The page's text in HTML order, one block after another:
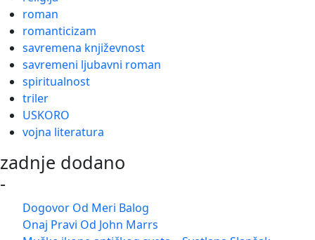
roman
romanticizam
savremena književnost
savremeni ljubavni roman
spiritualnost
triler
USKORO
vojna literatura
zadnje dodano
-
Dogovor Od Meri Balog
Onaj Pravi Od John Marrs